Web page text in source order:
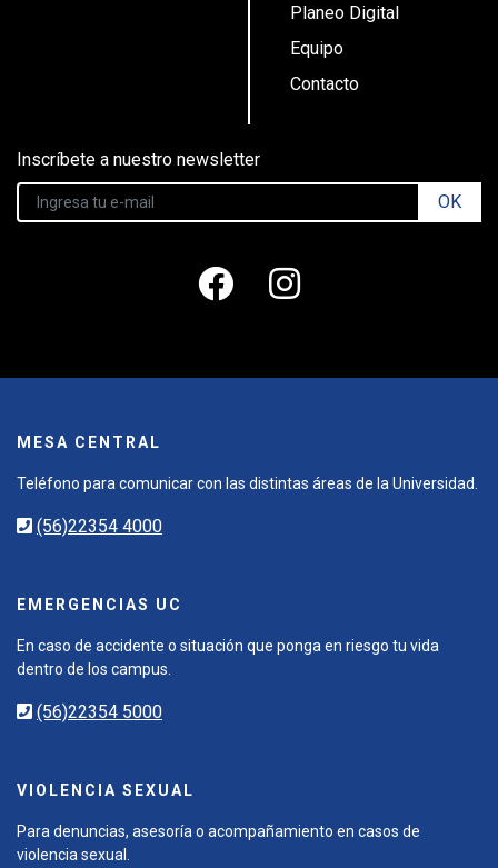
Planeo Digital
Equipo
Contacto
Inscríbete a nuestro newsletter
OK
MESA CENTRAL
Teléfono para comunicar con las distintas áreas de la Universidad.
(56)22354 4000
EMERGENCIAS UC
En caso de accidente o situación que ponga en riesgo tu vida
dentro de los campus.
(56)22354 5000
VIOLENCIA SEXUAL
Para denuncias, asesoría o acompañamiento en casos de
violencia sexual.